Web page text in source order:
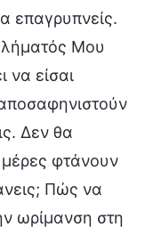
επαγρυπνείς.
Μου
να είσαι
Δεν θα
φτάνουν
Πώς να
ωρίμανση στη